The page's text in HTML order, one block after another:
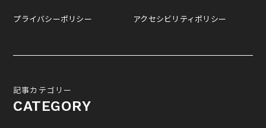
プライバシーポリシー アクセシビリティポリシー
記事カテゴリー
CATEGORY